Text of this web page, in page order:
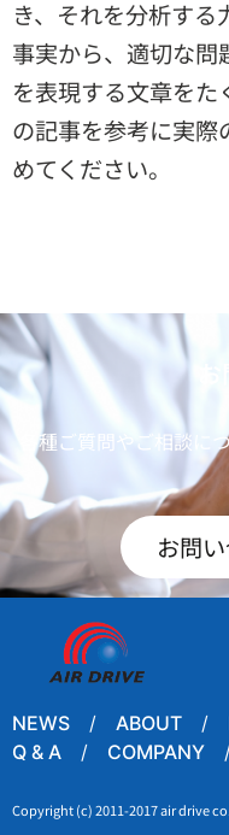
き、それを分析する
事実から、適切な
を表現する文章を
の記事を参考に実
めてください。
各種ご質問やご相談に
お問
NEWS ABOUT
Q & A
COMPANY
Copyright (c) 2011-2017 air drive